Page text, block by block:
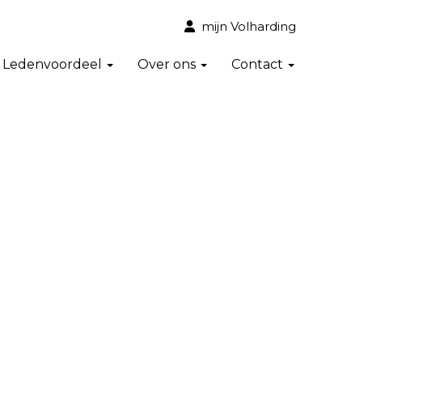
mijn Volharding
Ledenvoordeel Over ons Contact